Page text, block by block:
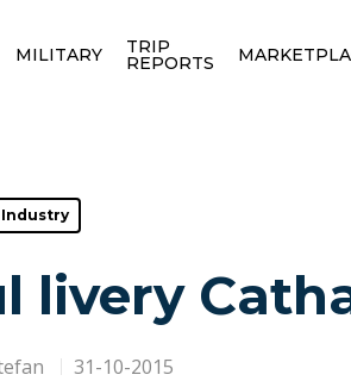
MILITARY TRIP
REPORTS
Industry
livery
31-10-2015